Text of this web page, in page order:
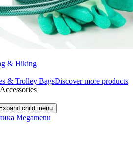
& Hiking
& Trolley BagsDiscover more products
Expand child menu
Megamenu